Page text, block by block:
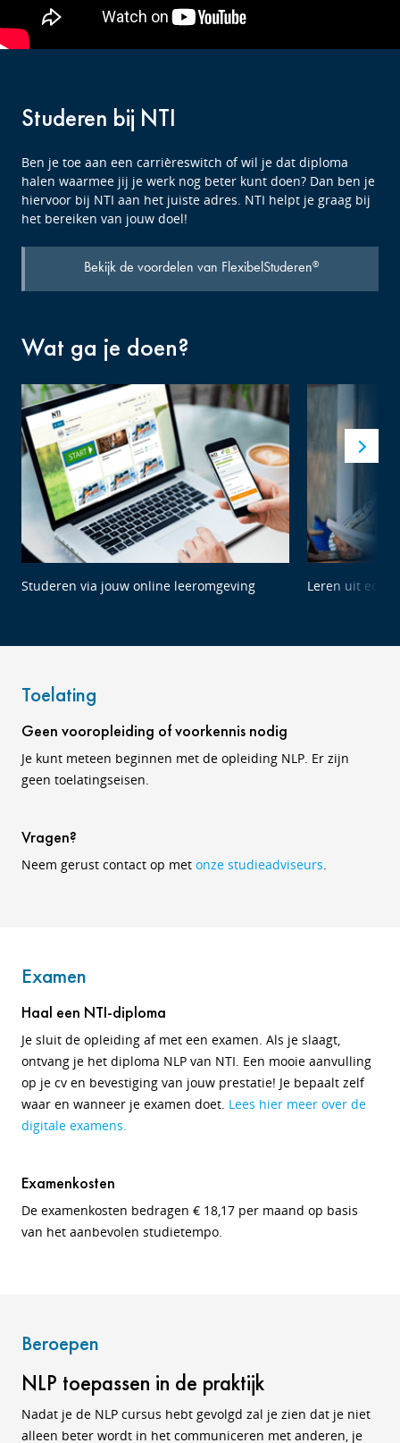
Studeren bij NTI
Ben je toe aan een carrièreswitch of wil je dat diploma
halen waarmee jij je werk nog beter kunt doen? Dan ben je
hiervoor bij NTI aan het juiste adres. NTI helpt je graag bij
het bereiken van jouw doel!
Bekijk de voordelen van FlexibelStuderen®
Wat ga je doen?
Studeren via jouw online leeromgeving Leren uit
Toelating
Geen vooropleiding of voorkennis nodig
Je kunt meteen beginnen met de opleiding NLP. Er zijn
geen toelatingseisen.
Vragen?
Neem gerust contact op met onze studieadviseurs.
Examen
Haal een NTI-diploma
Je sluit de opleiding af met een examen. Als je slaagt,
ontvang je het diploma NLP van NTI. Een mooie aanvulling
op je cv en bevestiging van jouw prestatie! Je bepaalt zelf
waar en wanneer je examen doet. Lees hier meer over de
digitale examens.
Examenkosten
De examenkosten bedragen € 18,17 per maand op basis
van het aanbevolen studietempo.
Beroepen
NLP toepassen in de praktijk
Nadat je de NLP cursus hebt gevolgd zal je zien dat je niet
alleen beter wordt in het communiceren met anderen, je